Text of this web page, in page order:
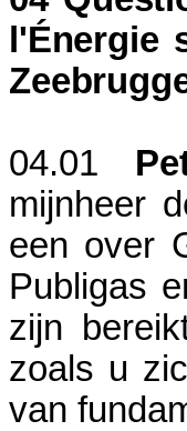
l'Énergie
04.01
mijnheer
een over
Publigas
zijn
zoals u
van